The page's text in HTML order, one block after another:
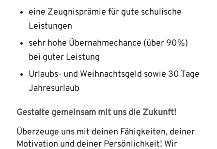
eine Zeugnisprämie für gute schulische
Leistungen
sehr hohe Übernahmechance (über 90%)
bei guter Leistung
Urlaubs- und Weihnachtsgeld sowie 30 Tage
Jahresurlaub
Gestalte gemeinsam mit uns die Zukunft!
Überzeuge uns mit deinen Fähigkeiten, deiner
Motivation und deiner Persönlichkeit! Wir